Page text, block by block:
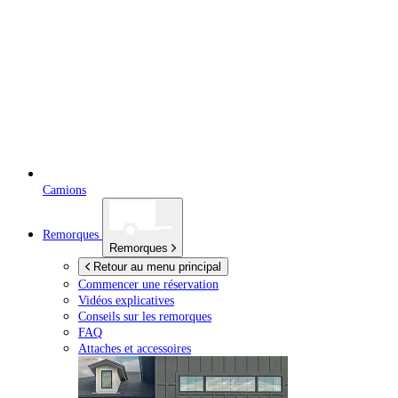
Camions
Remorques
Remorques
Retour au menu principal
Commencer une réservation
Vidéos explicatives
Conseils sur les remorques
FAQ
Attaches et accessoires